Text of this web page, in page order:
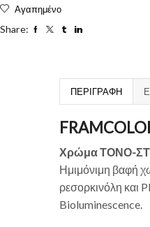
Αγαπημένο
Share:
ΠΕΡΙΓΡΑΦΉ
Χρώμα ΤΟΝΟ-
Ημιμόνιμη βαφή
ρεσορκινόλη και
Bioluminescence.